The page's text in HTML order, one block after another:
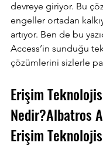
devreye giriyor. Bu
engeller ortadan
artıyor. Ben de bu
Access’in sunduğu
çözümlerini sizlerle
Erişim
Nedir?Albatros
Erişim